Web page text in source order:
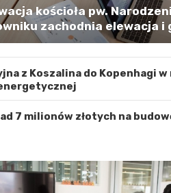
kościoła pw.
zachodnia elewacja i
z Koszalina do Kopenhagi
7 milionów złotych na